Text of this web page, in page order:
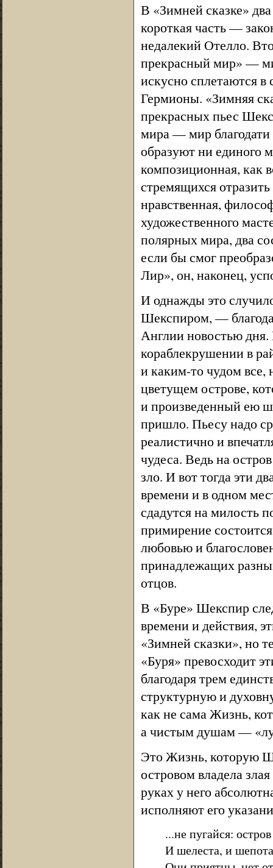
В «Зимней сказке»
короткая часть —
недалекий Отелло.
прекрасный мир» —
искусно сплетаются
Гермионы. «Зимняя
прекрасных пьес
мира — мир
образуют ни единого
композиционная, как
стремящихся
нравственная,
художественного
полярных мира, два
если бы смог
Лир», он, наконец,
И однажды это
Шекспиром, —
Англии новостью дня.
кораблекрушении в
и каким-то чудом все,
цветущем острове,
и произведенный ею
пришло. Пьесу надо
реалистично и
чудеса. Ведь на
зло. И вот тогда эти
времени и в одном
сдадутся на милость
примирение
любовью и
принадлежащих
отцов.
В «Буре» Шекспир
времени и действия,
«Зимней сказки», но
«Буря» превосходит
благодаря трем
структурную и
как не сама Жизнь,
а чистым душам —
Это Жизнь, которую
островом владела
руках у него
исполняют его
...не пугайся:
И шелеста, и